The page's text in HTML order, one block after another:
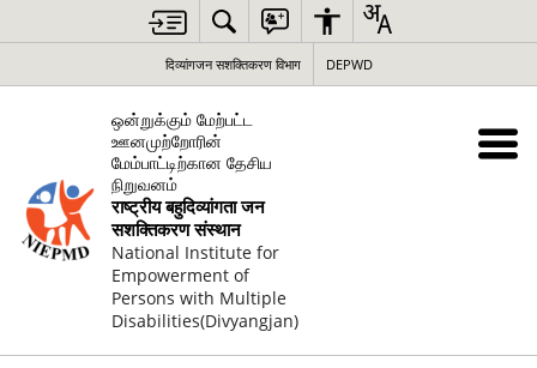
दिव्यांगजन सशक्तिकरण विभाग DEPWD
ஒன்றுக்கும் மேற்பட்ட
ஊனமுற்றோரின்
மேம்பாட்டிற்கான தேசிய
நிறுவனம்
राष्ट्रीय बहुदिव्यांगता जन
सशक्तिकरण संस्थान
National Institute for
Empowerment of
Persons with Multiple
Disabilities(Divyangjan)